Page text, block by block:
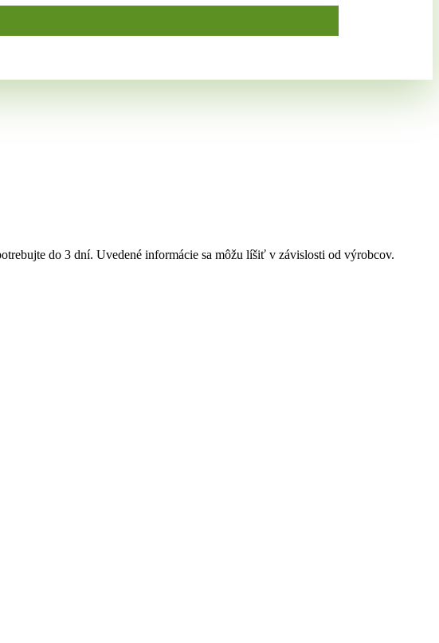
do 3 dní. Uvedené informácie sa môžu líšiť v závislosti od výrobcov.